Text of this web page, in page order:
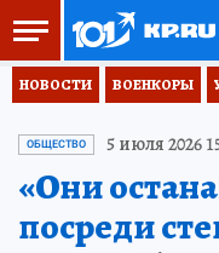
НОВОСТИ ВОЕНКОРЫ
ОБЩЕСТВО 5 июля 2026
«Они
посреди